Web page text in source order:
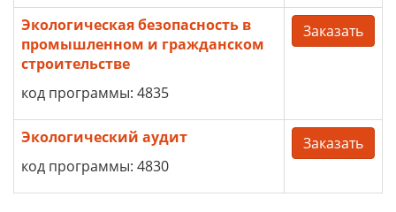
Экологическая безопасность в
промышленном и гражданском
строительстве
код программы: 4835
Заказать
Экологический аудит
код программы: 4830
Заказать